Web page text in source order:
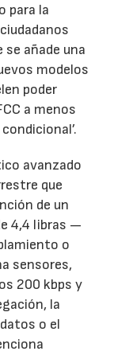
para la
se añade una
modelos
poder
a menos
avanzado
que
de un
4,4 libras —
o
sensores,
200 kbps y
la
o el